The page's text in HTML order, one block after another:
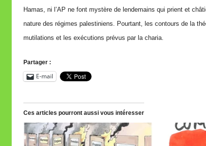
Hamas, ni l’AP ne font mystère de lendemains qui prient et
nature des régimes palestiniens. Pourtant, les contours de la
mutilations et les exécutions prévus par la charia.
Partager :
E-mail
Ces articles pourront aussi vous intéresser